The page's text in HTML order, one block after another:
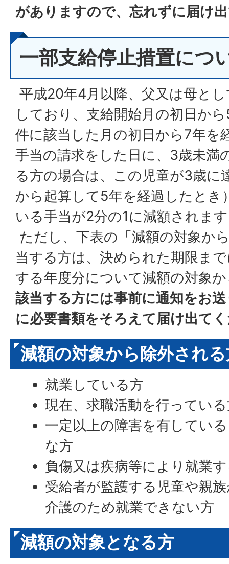
がありますので、忘れずに届け
一部支給停止措置につ
平成20年4月以降、父又は母と
しており、支給開始月の初日か
件に該当した月の初日から7年を
手当の請求をした日に、3歳未満
る方の場合は、この児童が3歳に
から起算して5年を経過したとき
いる手当が2分の1に減額されま
ただし、下表の「減額の対象か
当する方は、決められた期限ま
する年度分について減額の対象
該当する方には事前に通知をお
に必要書類をそろえて届け出て
減額の対象から除外され
就業している方
現在、求職活動を行ってい
一定以上の障害を有してい
な方
負傷又は疾病等により就業
受給者が監護する児童や親
介護のため就業できない方
減額の対象となる方